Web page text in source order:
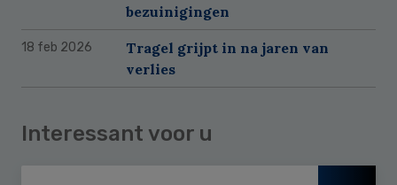
bezuinigingen
18 feb 2026
Tragel grijpt in na jaren van
verlies
Interessant voor u